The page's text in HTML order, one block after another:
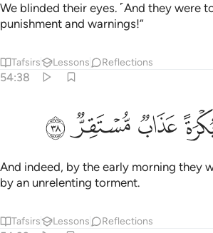
We blinded their eyes. ˹And they were
punishment and warnings!”
Tafsirs Lessons Reflections
54:38
٣٨
مُّسْتَقِرٌّۭ ٣٨
ﲒﲓﲔ
And indeed, by the early morning they
by an unrelenting torment.
Tafsirs Lessons Reflections